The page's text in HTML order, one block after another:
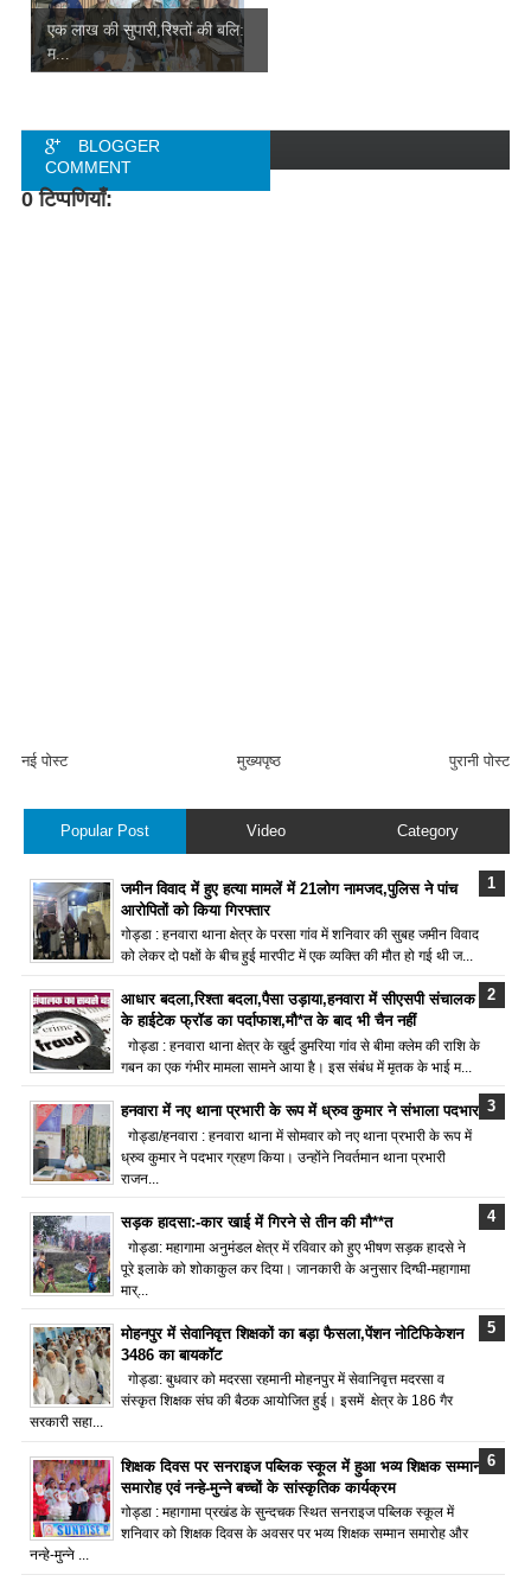
एक लाख की सुपारी,रिश्तों की बलि:
म...
BLOGGER
COMMENT
0 टिप्पणियाँ:
नई पोस्ट पुरानी पोस्ट
मुख्यपृष्ठ
Popular Post Video Category
जमीन विवाद में हुए हत्या मामलें में 21लोग नामजद,पुलिस ने पांच
आरोपितों को किया गिरफ्तार
गोड्डा : हनवारा थाना क्षेत्र के परसा गांव में शनिवार की सुबह जमीन विवाद
को लेकर दो पक्षों के बीच हुई मारपीट में एक व्यक्ति की मौत हो गई थी ज...
आधार बदला,रिश्ता बदला,पैसा उड़ाया,हनवारा में सीएसपी संचालक
के हाईटेक फ्रॉड का पर्दाफाश,मौ*त के बाद भी चैन नहीं
गोड्डा : हनवारा थाना क्षेत्र के खुर्द डुमरिया गांव से बीमा क्लेम की राशि के
गबन का एक गंभीर मामला सामने आया है। इस संबंध में मृतक के भाई म...
हनवारा में नए थाना प्रभारी के रूप में ध्रुव कुमार ने संभाला पदभार
गोड्डा/हनवारा : हनवारा थाना में सोमवार को नए थाना प्रभारी के रूप में
ध्रुव कुमार ने पदभार ग्रहण किया। उन्होंने निवर्तमान थाना प्रभारी
राजन...
सड़क हादसा:-कार खाई में गिरने से तीन की मौ**त
गोड्डा: महागामा अनुमंडल क्षेत्र में रविवार को हुए भीषण सड़क हादसे ने
पूरे इलाके को शोकाकुल कर दिया। जानकारी के अनुसार दिग्घी-महागामा
मार्...
मोहनपुर में सेवानिवृत्त शिक्षकों का बड़ा फैसला,पेंशन नोटिफिकेशन
3486 का बायकॉट
गोड्डा: बुधवार को मदरसा रहमानी मोहनपुर में सेवानिवृत्त मदरसा व
संस्कृत शिक्षक संघ की बैठक आयोजित हुई। इसमें क्षेत्र के 186 गैर
सरकारी सहा...
शिक्षक दिवस पर सनराइज पब्लिक स्कूल में हुआ भव्य शिक्षक सम्मान
समारोह एवं नन्हे-मुन्ने बच्चों के सांस्कृतिक कार्यक्रम
गोड्डा : महागामा प्रखंड के सुन्दचक स्थित सनराइज पब्लिक स्कूल में
शनिवार को शिक्षक दिवस के अवसर पर भव्य शिक्षक सम्मान समारोह और
नन्हे-मुन्ने ...